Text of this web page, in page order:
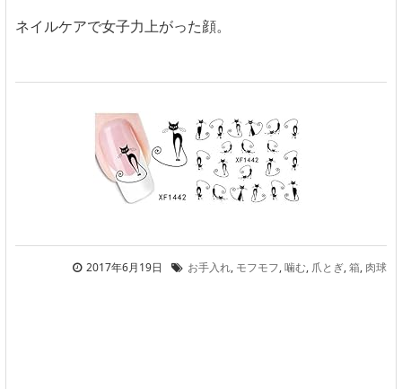
ネイルケアで女子力上がった顔。
2017年6月19日 お手入れ, モフモフ,噛む, 爪とぎ,箱, 肉球